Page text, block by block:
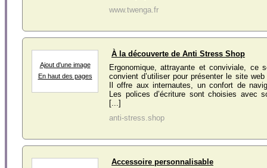
www.twenga.fr
Ajout d'une image
En haut des pages
À la découverte de Anti Stress Shop
Ergonomique, attrayante et conviviale, ce
convient d’utiliser pour présenter le site
Il offre aux internautes, un confort de
Les polices d’écriture sont choisies avec
[...]
anti-stress.shop
Accessoire personnalisable